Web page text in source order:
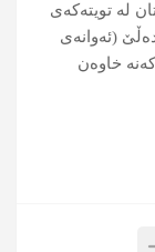
له‌ تویته‌كه‌ی
(ئه‌وانه‌ی
خاوه‌ن